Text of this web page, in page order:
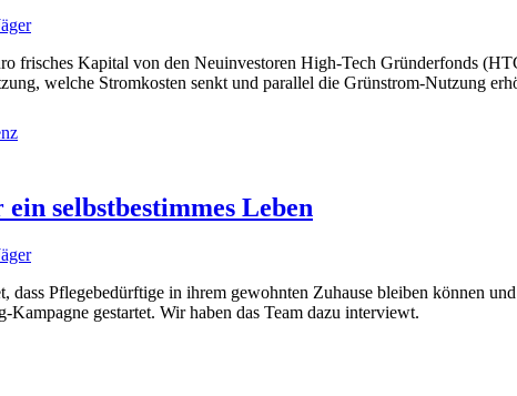
frisches Kapital von den Neuinvestoren High-Tech Gründerfonds
welche Stromkosten senkt und parallel die Grünstrom-Nutzung
selbstbestimmes Leben
dass Pflegebedürftige in ihrem gewohnten Zuhause bleiben können
gestartet. Wir haben das Team dazu interviewt.